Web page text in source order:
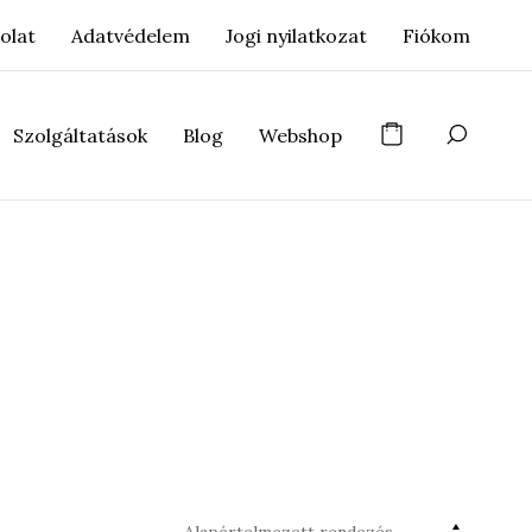
Adatvédelem Jogi nyilatkozat Fiókom
Szolgáltatások Blog Webshop